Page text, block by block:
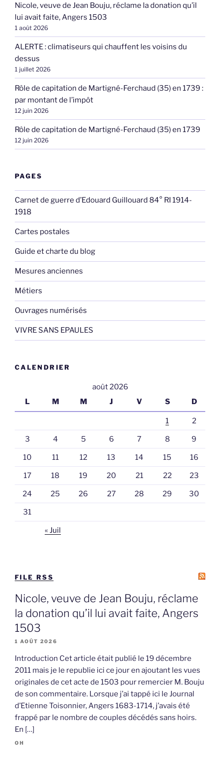
Nicole, veuve de Jean Bouju, réclame la donation qu’il
lui avait faite, Angers 1503
1 août 2026
ALERTE : climatiseurs qui chauffent les voisins du
dessus
1 juillet 2026
Rôle de capitation de Martigné-Ferchaud (35) en 1739 :
par montant de l’impôt
12 juin 2026
Rôle de capitation de Martigné-Ferchaud (35) en 1739
12 juin 2026
PAGES
Carnet de guerre d’Edouard Guillouard 84° RI 1914-
1918
Cartes postales
Guide et charte du blog
Mesures anciennes
Métiers
Ouvrages numérisés
VIVRE SANS EPAULES
CALENDRIER
août 2026
L
M M J V S D
1 2
3 4 5 6 7 8 9
10 11 12 13 14 15 16
17 18 19 20 21 22 23
24 25 26 27 28 29 30
31
« Juil
FILE RSS
Nicole, veuve de Jean Bouju, réclame
la donation qu’il lui avait faite, Angers
1503
1 AOÛT 2026
Introduction Cet article était publié le 19 décembre
2011 mais je le republie ici ce jour en ajoutant les vues
originales de cet acte de 1503 pour remercier M. Bouju
de son commentaire. Lorsque j’ai tappé ici le Journal
d’Etienne Toisonnier, Angers 1683-1714, j’avais été
frappé par le nombre de couples décédés sans hoirs.
En […]
OH